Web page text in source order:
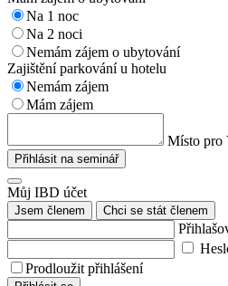
Na 1 noc
Na 2 noci
Nemám zájem o ubytování
Zajištění parkování u hotelu
Nemám zájem
Mám zájem
Místo pro
Přihlásit na seminář
Můj IBD účet
Jsem členem Chci se stát členem
Prodloužit přihlášení